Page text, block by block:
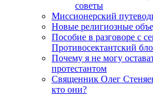
советы
Миссионерский
Новые религиозные
Пособие в разговоре с
Противосектантский
Почему я не могу
протестантом
Священник Олег
кто они?